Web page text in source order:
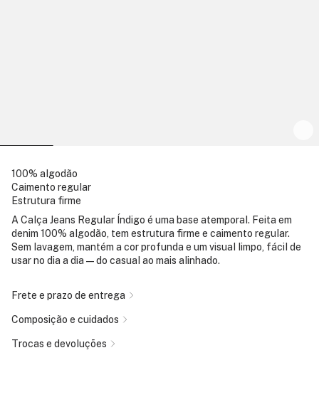
100% algodão
Caimento regular
Estrutura firme
A Calça Jeans Regular Índigo é uma base atemporal. Feita em
denim 100% algodão, tem estrutura firme e caimento regular.
Sem lavagem, mantém a cor profunda e um visual limpo, fácil de
usar no dia a dia — do casual ao mais alinhado.
Frete e prazo de entrega
Composição e cuidados
Trocas e devoluções